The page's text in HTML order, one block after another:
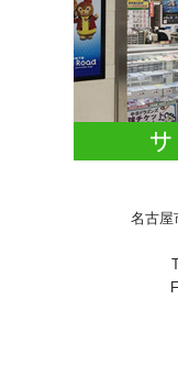
名古屋